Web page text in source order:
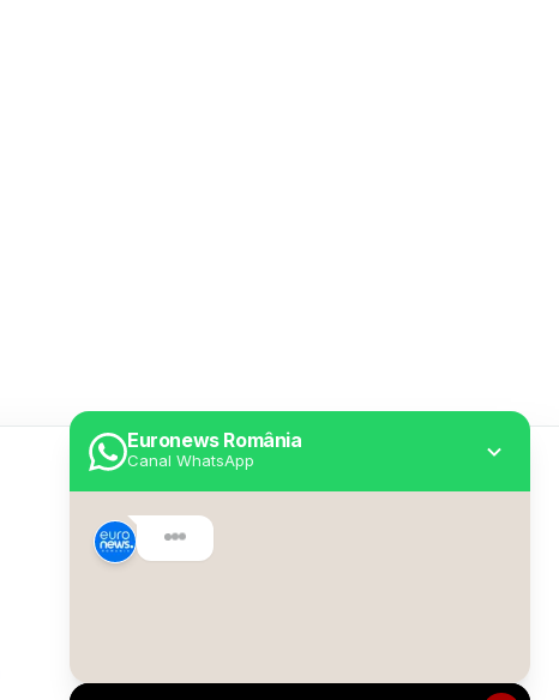
Euronews România
Canal WhatsApp
Despre Euronews